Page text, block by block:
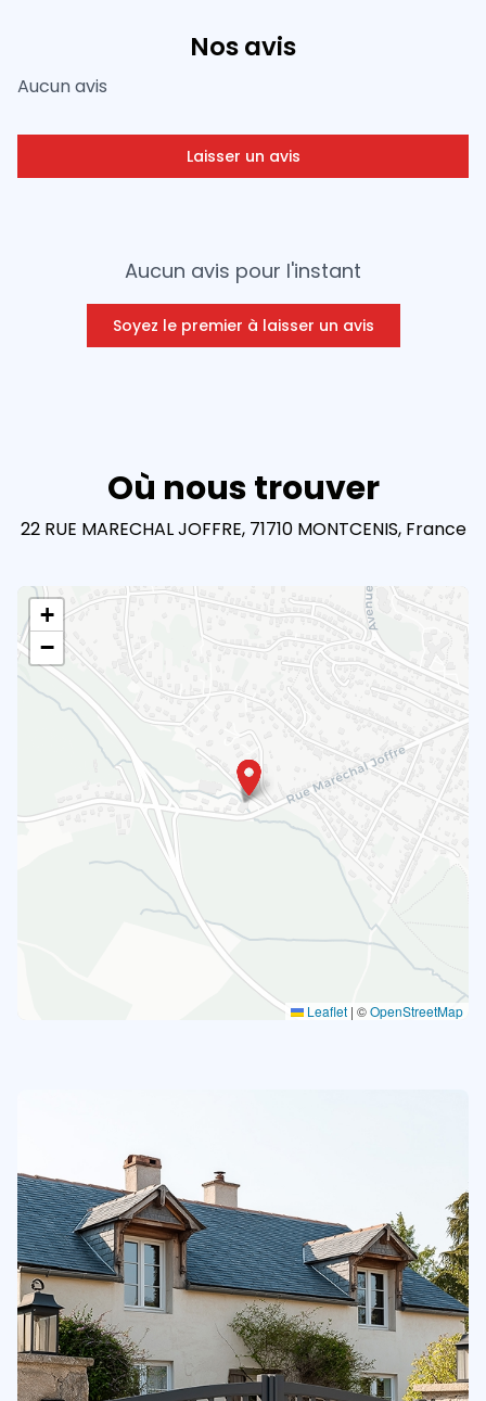
Nos avis
Aucun avis pour l'instant
Soyez le premier à laisser un avis
Aucun avis
Laisser un avis
Où nous trouver
22 RUE MARECHAL JOFFRE, 71710 MONTCENIS, France
+
−
Leaflet | ©OpenStreetMap